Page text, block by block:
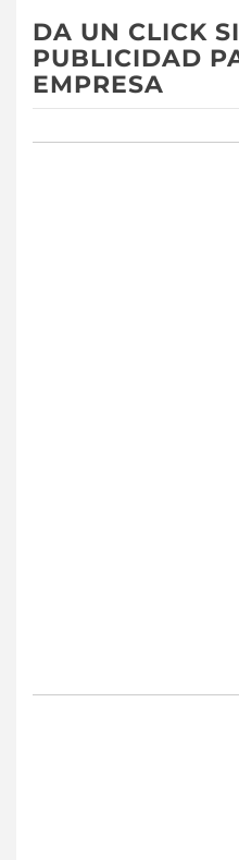
DA UN CLICK
PUBLICIDAD
EMPRESA